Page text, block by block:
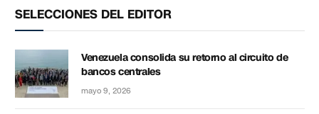
SELECCIONES DEL EDITOR
Venezuela consolida su retorno al circuito de
bancos centrales
mayo 9, 2026